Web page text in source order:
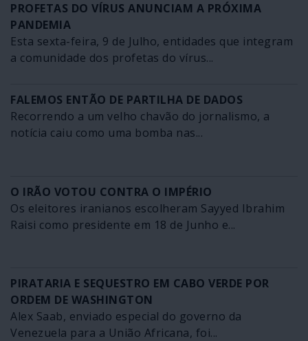
PROFETAS DO VÍRUS ANUNCIAM A PRÓXIMA
PANDEMIA
Esta sexta-feira, 9 de Julho, entidades que integram
a comunidade dos profetas do vírus...
FALEMOS ENTÃO DE PARTILHA DE DADOS
Recorrendo a um velho chavão do jornalismo, a
notícia caiu como uma bomba nas...
O IRÃO VOTOU CONTRA O IMPÉRIO
Os eleitores iranianos escolheram Sayyed Ibrahim
Raisi como presidente em 18 de Junho e...
PIRATARIA E SEQUESTRO EM CABO VERDE POR
ORDEM DE WASHINGTON
Alex Saab, enviado especial do governo da
Venezuela para a União Africana, foi...